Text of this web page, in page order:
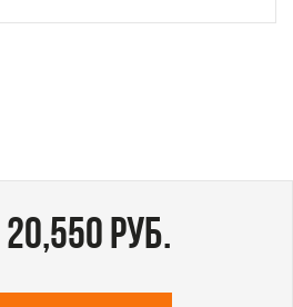
20,550 руб.